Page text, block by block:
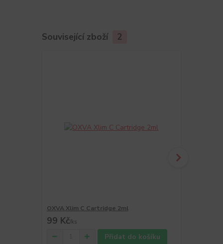
Související zboží 2
OXVA Xlim C Cartridge 2ml
99 Kč/ks
Přidat do košíku